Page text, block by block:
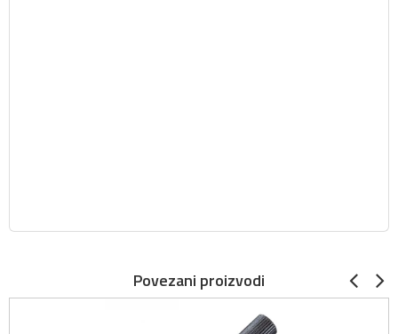
Povezani proizvodi